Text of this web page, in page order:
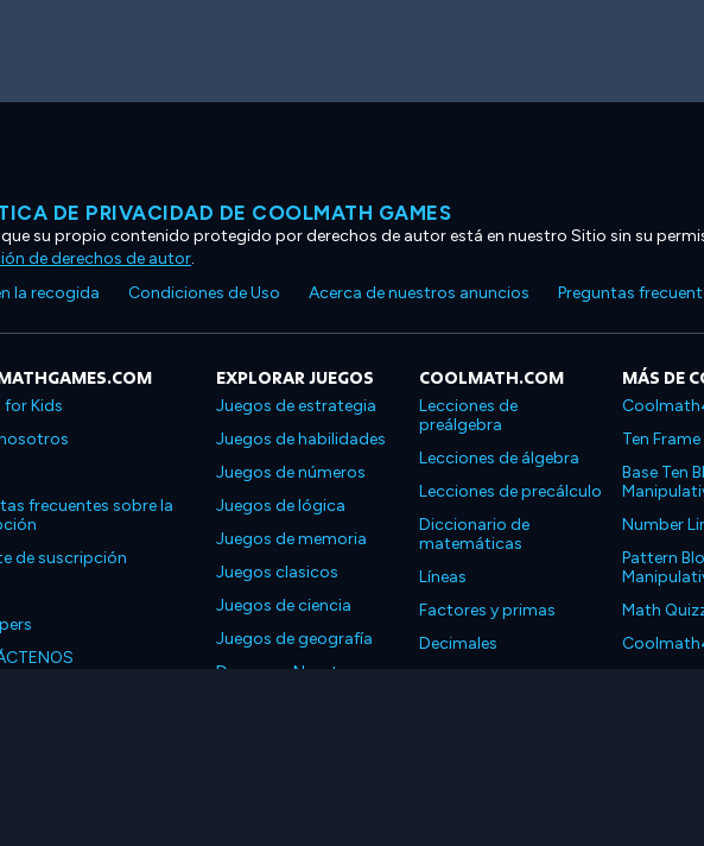
DE PRIVACIDAD DE COOLMATH GAMES
que su propio contenido protegido por derechos de autor está en nuestro Sitio sin su
de derechos de autor.
la recogida
Condiciones de Uso Acerca de nuestros anuncios Preguntas
for Kids
frecuentes sobre la
de suscripción
EXPLORAR JUEGOS
Juegos de estrategia
Juegos de habilidades
Juegos de números
Juegos de lógica
Juegos de memoria
Juegos clasicos
Juegos de ciencia
Juegos de geografía
Descarga Nuestras
COOLMATH.COM
Lecciones de
preálgebra
Lecciones de álgebra
Lecciones de precálculo
Diccionario de
matemáticas
Líneas
Factores y primas
Decimales
MÁS DE
Ten
Base Ten
Number
Pattern
Math